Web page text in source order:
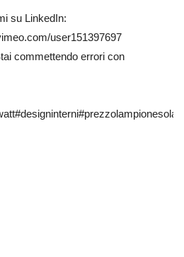
su LinkedIn:
user151397697
commettendo errori con